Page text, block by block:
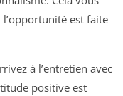
est faite
à l’entretien avec
positive est